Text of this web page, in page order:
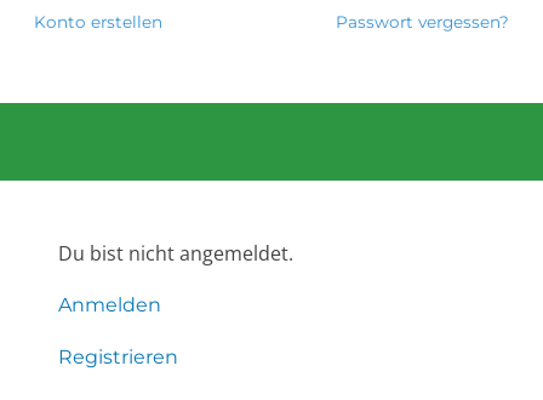
Konto erstellen Passwort vergessen?
Du bist nicht angemeldet.
Anmelden
Registrieren